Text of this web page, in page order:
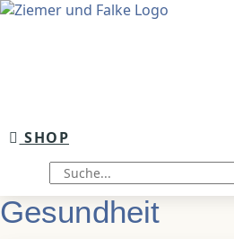
springen
SHOP
Gesundheit